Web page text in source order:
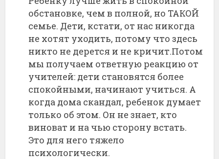
обстановке, чем в полной, но ТАКОЙ
семье. Дети, кстати, от нас никогда
не хотят уходить, потому что здесь
никто не дерется и не кричит.Потом
мы получаем ответную реакцию от
учителей: дети становятся более
спокойными, начинают учиться. А
когда дома скандал, ребенок думает
только об этом. Он не знает, кто
виноват и на чью сторону встать.
Это для него тяжело
психологически.